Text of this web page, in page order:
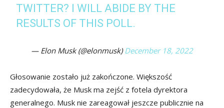
TWITTER? I WILL ABIDE BY THE
RESULTS OF THIS POLL.
— Elon Musk (@elonmusk) December 18, 2022
Głosowanie zostało już zakończone. Większość
zadecydowała, że Musk ma zejść z fotela dyrektora
generalnego. Musk nie zareagował jeszcze publicznie na